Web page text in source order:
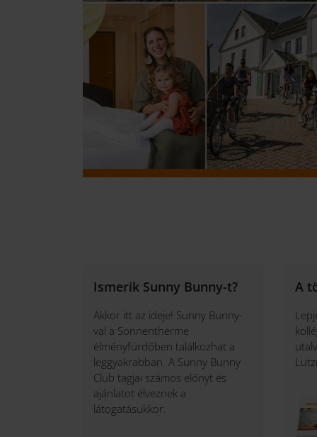
Ismerik Sunny Bunny-t?
Akkor itt az ideje! Sunny Bunny-
val a Sonnentherme
élményfürdőben találkozhat a
leggyakrabban. A Sunny Bunny
Club tagjai számos előnyt és
ajánlatot élveznek a
látogatásukkor.
A